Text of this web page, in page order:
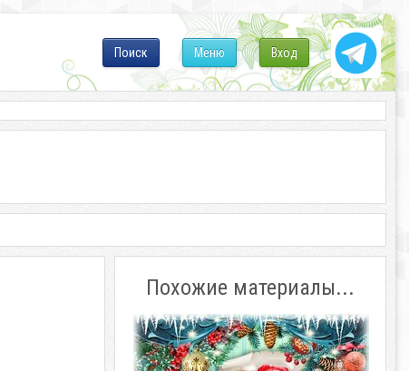
Вход
Меню
Поиск
Похожие материалы...